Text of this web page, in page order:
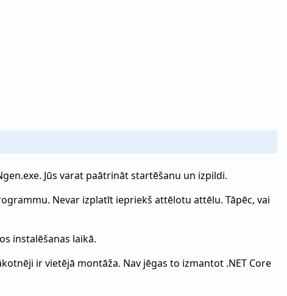
Jūs varat paātrināt startēšanu un izpildi.
Nevar izplatīt iepriekš attēlotu attēlu. Tāpēc, vai
instalēšanas laikā.
ir vietējā montāža. Nav jēgas to izmantot .NET Core